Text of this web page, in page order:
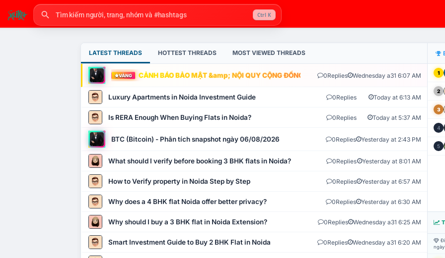
Ctrl K
LATEST THREADS HOTTEST THREADS MOST VIEWED THREADS
VÀNG CẢNH BÁO BẢO MẬT &amp; NỘI QUY CỘNG ĐỒNG VLIKE.VN: HỆ THỐNG GIÁM SÁT TỰ
0Replies Wednesday a31 6:07 AM
Luxury Apartments in Noida Investment Guide 0Replies Today at 6:13 AM
Is RERA Enough When Buying Flats in Noida? 0Replies Today at 5:37 AM
BTC (Bitcoin) - Phân tích snapshot ngày 06/08/2026 0Replies Yesterday at 2:43 PM
What should I verify before booking 3 BHK flats in Noida? 0Replies Yesterday at 8:01 AM
How to Verify property in Noida Step by Step 0Replies Yesterday at 6:57 AM
Why does a 4 BHK flat Noida offer better privacy? 0Replies Yesterday at 6:30 AM
Why should I buy a 3 BHK flat in Noida Extension? 0Replies Wednesday a31 6:25 AM
Smart Investment Guide to Buy 2 BHK Flat in Noida 0Replies Wednesday a31 6:20 AM
1
2
3
4
5